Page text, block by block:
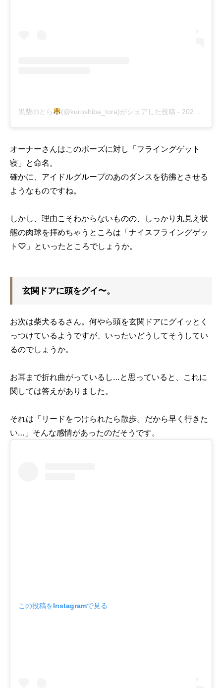
黒柴のとら (@kuroshiba_tora)がシェアした投稿 - 2020年 8月月18日午前4時53分PDT
オーナーさんはこのポーズに対し「フライングゲット
寝」と命名。
確かに、アイドルグループのあのダンスを彷彿とさせる
ようなものですね。
しかし、理由こそわからないものの、しっかり丸見え状
態の肉球を拝めちゃうところは「ナイスフライングゲッ
ト♡」といったところでしょうか。
玄関ドアに頭をグイ〜。
お次は柴犬るるさん。何やら頭を玄関ドアにグイッとく
っつけているようですが、いったいどうしてそうしてい
るのでしょうか。
お耳まで折れ曲がっているし…と思っていると、これに
関しては答えがありました。
それは「リードをつけられたら散歩。だから早く行きた
い…」そんな感情があったのだそうです。
この投稿をInstagramで見る